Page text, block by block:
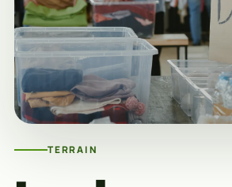
TERRAIN